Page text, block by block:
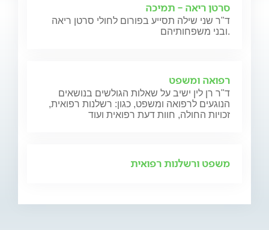
סרטן ריאה - תמיכה
ד"ר שני שילה תסייע בפורום לחולי סרטן ריאה
ובני משפחותיהם.
רפואה ומשפט
ד"ר רן לין ישיב על שאלות הגולשים בנושאים
הנוגעים לרפואה ומשפט, כגון: רשלנות רפואית,
זכויות החולה, חוות דעת רפואית ועוד
משפט ורשלנות רפואית